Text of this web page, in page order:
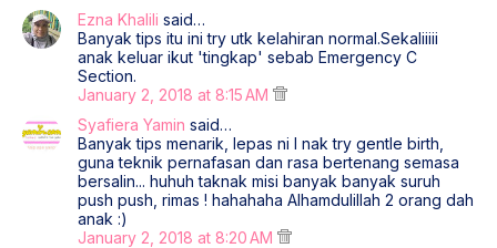
Ezna Khalili said…
Banyak tips itu ini try utk kelahiran normal.Sekaliiiii
anak keluar ikut 'tingkap' sebab Emergency C
Section.
January 2, 2018 at 8:15 AM
Syafiera Yamin said…
Banyak tips menarik, lepas ni I nak try gentle birth,
guna teknik pernafasan dan rasa bertenang semasa
bersalin... huhuh taknak misi banyak banyak suruh
push push, rimas ! hahahaha Alhamdulillah 2 orang dah
anak :)
January 2, 2018 at 8:20 AM